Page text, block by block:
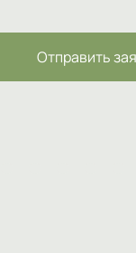
Отправить